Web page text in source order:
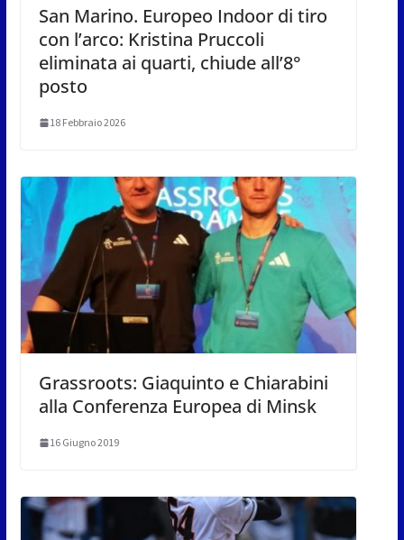
San Marino. Europeo Indoor di tiro
con l’arco: Kristina Pruccoli
eliminata ai quarti, chiude all’8°
posto
18 Febbraio 2026
Grassroots: Giaquinto e Chiarabini
alla Conferenza Europea di Minsk
16 Giugno 2019